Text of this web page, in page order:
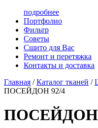
подробнее
Портфолио
Фильтр
Советы
Сшито для Вас
Ремонт и перетяжка
Контакты и доставка
Главная / Каталог тканей /
ПОСЕЙДОН 92/4
ПОСЕЙДОН